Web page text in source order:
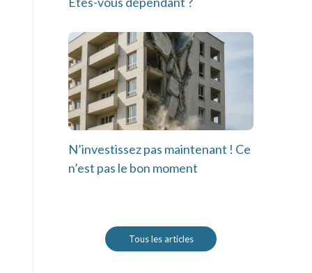
N’investissez pas maintenant ! Ce
n’est pas le bon moment
Tous les articles